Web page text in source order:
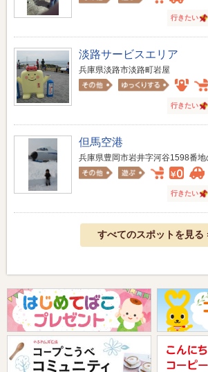
行きたい
淡路サービスエリア
兵庫県淡路市淡路町岩屋
行きたい
但馬空港
兵庫県豊岡市岩井字河谷1598番地
行きたい
すべてのスポットを見る